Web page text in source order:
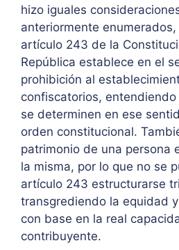
hizo iguales
anteriormente
artículo 243 de la
República establece en el
prohibición al
confiscatorios,
se determinen en ese
orden constitucional.
patrimonio de una persona
la misma, por lo que no se
artículo 243 estructurarse
transgrediendo la equidad
con base en la real
contribuyente.